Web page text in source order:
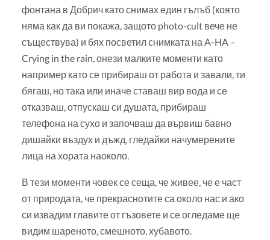
фонтана в Добрич като снимах един гълъб (която
няма как да ви покажа, защото photo-cult вече не
съществува) и бях посветил снимката на A-HA –
Crying in the rain, онези малките моменти като
например като се прибираш от работа и завали, ти
бягаш, но така или иначе ставаш вир вода и се
отказваш, отпускаш си душата, прибираш
телефона на сухо и започваш да вървиш бавно
дишайки въздух и дъжд, гледайки начумерените
лица на хората наоколо.
В тези моменти човек се сеща, че живее, че е част
от природата, че прекраснотите са около нас и ако
си извадим главите от гъзовете и се огледаме ще
видим шареното, смешното, хубавото.